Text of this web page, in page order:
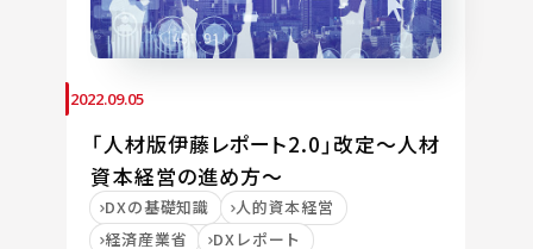
2022.09.05
「人材版伊藤レポート2.0」改定～人材
資本経営の進め方～
DXの基礎知識
人的資本経営
経済産業省
DXレポート